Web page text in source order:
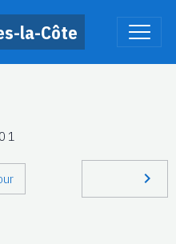
la-Côte